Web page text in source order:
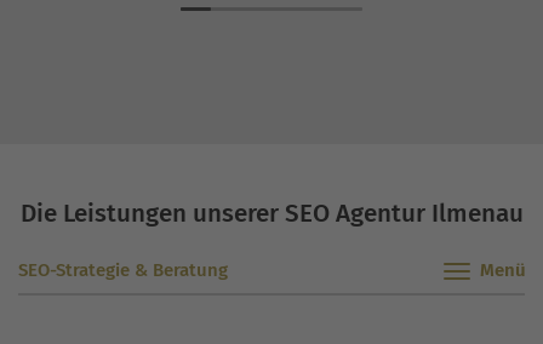
getroffen zu haben.“
Die Leistungen unserer SEO Agentur Ilmenau
SEO-Strategie & Beratung